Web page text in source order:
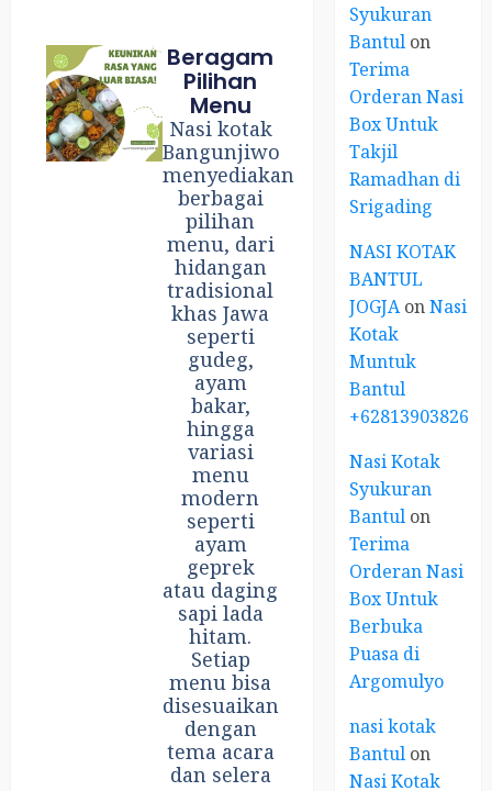
Beragam
Pilihan
Menu
Nasi kotak
Bangunjiwo
menyediakan
berbagai
pilihan
menu, dari
hidangan
tradisional
khas Jawa
seperti
gudeg,
ayam
bakar,
hingga
variasi
menu
modern
seperti
ayam
geprek
atau daging
sapi lada
hitam.
Setiap
menu bisa
disesuaikan
dengan
tema acara
dan selera
Syukuran
Bantul on
Terima
Orderan Nasi
Box Untuk
Takjil
Ramadhan di
Srigading
NASI KOTAK
BANTUL
JOGJAonNasi
Kotak
Muntuk
Bantul
+6281390382667
Nasi Kotak
Syukuran
Bantul on
Terima
Orderan Nasi
Box Untuk
Berbuka
Puasa di
Argomulyo
nasi kotak
Bantul on
Nasi Kotak